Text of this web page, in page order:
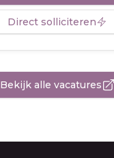
Direct solliciteren
Bekijk alle vacatures